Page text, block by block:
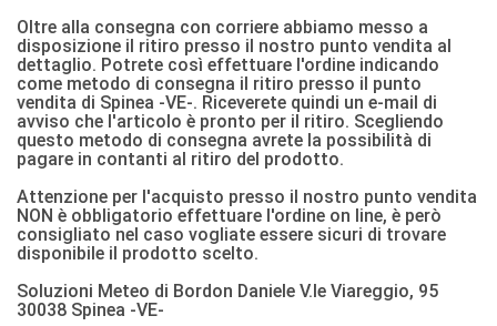
Oltre alla consegna con corriere abbiamo messo a
disposizione il ritiro presso il nostro punto vendita al
dettaglio. Potrete così effettuare l'ordine indicando
come metodo di consegna il ritiro presso il punto
vendita di Spinea -VE-. Riceverete quindi un e-mail di
avviso che l'articolo è pronto per il ritiro. Scegliendo
questo metodo di consegna avrete la possibilità di
pagare in contanti al ritiro del prodotto.
Attenzione per l'acquisto presso il nostro punto vendita
NON è obbligatorio effettuare l'ordine on line, è però
consigliato nel caso vogliate essere sicuri di trovare
disponibile il prodotto scelto.
Soluzioni Meteo di Bordon Daniele V.le Viareggio, 95
30038 Spinea -VE-